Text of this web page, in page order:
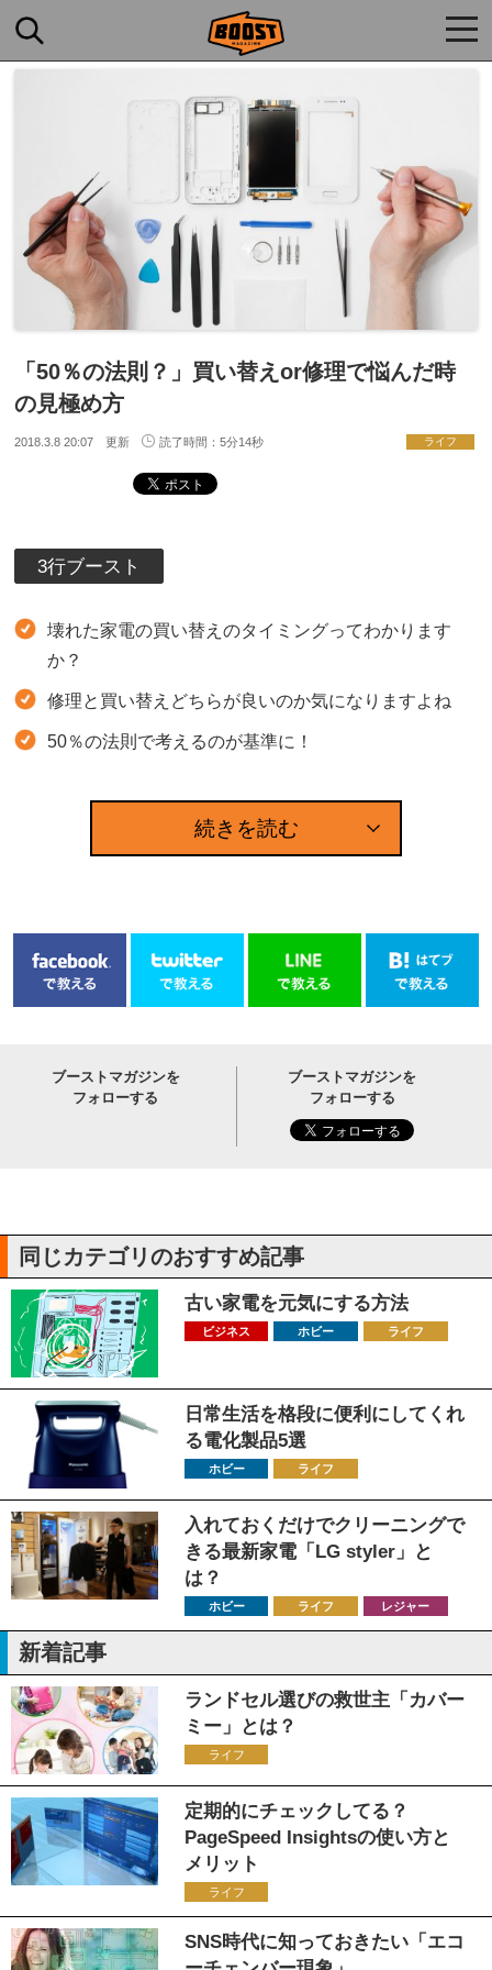
「50％の法則？」買い替えor修理で悩んだ時
の見極め方
2018.3.8 20:07 更新 読了時間：5分14秒 ライフ
3行ブースト
壊れた家電の買い替えのタイミングってわかります
か？
修理と買い替えどちらが良いのか気になりますよね
50％の法則で考えるのが基準に！
続きを読む
ブーストマガジンを
フォローする
ブーストマガジンを
フォローする
同じカテゴリのおすすめ記事
古い家電を元気にする方法
ビジネス ホビー ライフ
日常生活を格段に便利にしてくれ
る電化製品5選
ホビー ライフ
入れておくだけでクリーニングで
きる最新家電「LG styler」と
は？
ホビー ライフ レジャー
新着記事
ランドセル選びの救世主「カバー
ミー」とは？
ライフ
定期的にチェックしてる？
PageSpeed Insightsの使い方と
メリット
ライフ
SNS時代に知っておきたい「エコ